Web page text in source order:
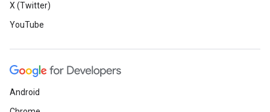
X (Twitter)
YouTube
Android